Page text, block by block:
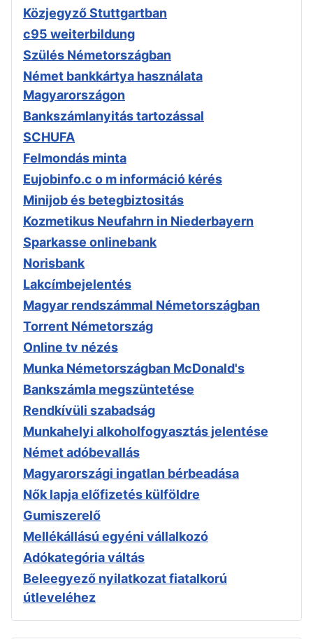
Közjegyző Stuttgartban
c95 weiterbildung
Szülés Németországban
Német bankkártya használata
Magyarországon
Bankszámlanyitás tartozással
SCHUFA
Felmondás minta
Eujobinfo.c o m információ kérés
Minijob és betegbiztositás
Kozmetikus Neufahrn in Niederbayern
Sparkasse onlinebank
Norisbank
Lakcímbejelentés
Magyar rendszámmal Németországban
Torrent Németország
Online tv nézés
Munka Németországban McDonald's
Bankszámla megszüntetése
Rendkívüli szabadság
Munkahelyi alkoholfogyasztás jelentése
Német adóbevallás
Magyarországi ingatlan bérbeadása
Nők lapja előfizetés külföldre
Gumiszerelő
Mellékállású egyéni vállalkozó
Adókategória váltás
Beleegyező nyilatkozat fiatalkorú
útleveléhez